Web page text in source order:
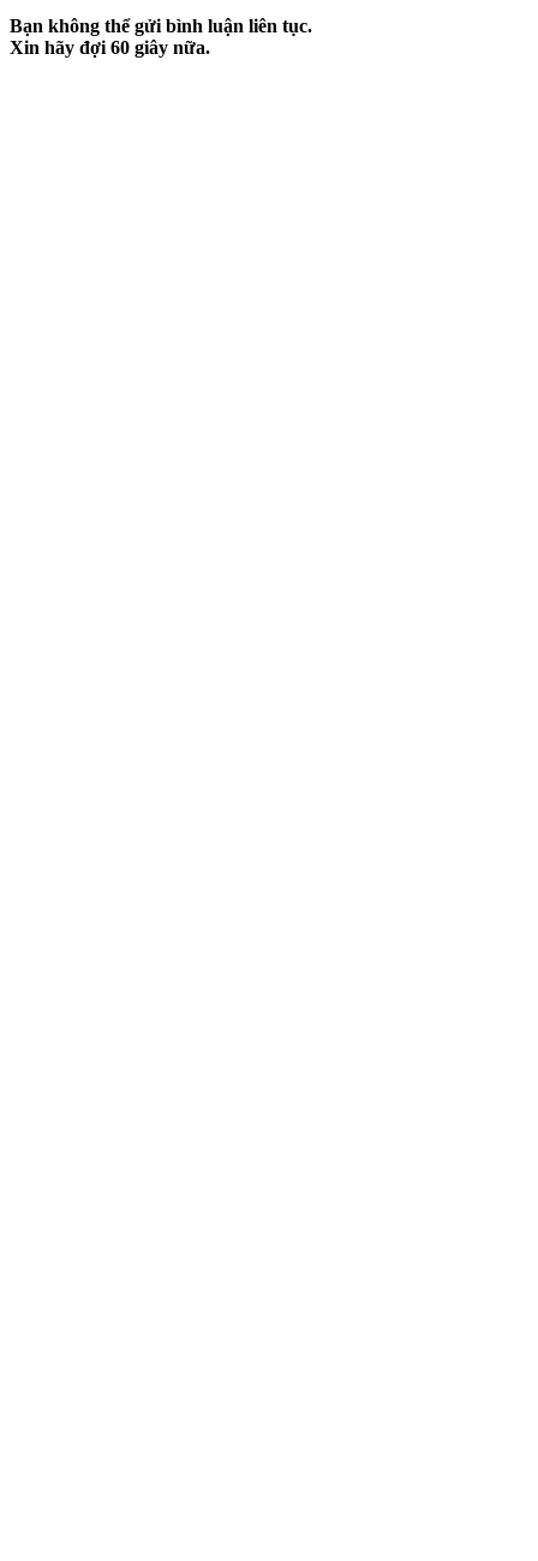
Bạn không thể gửi bình luận liên tục.
Xin hãy đợi 60 giây nữa.